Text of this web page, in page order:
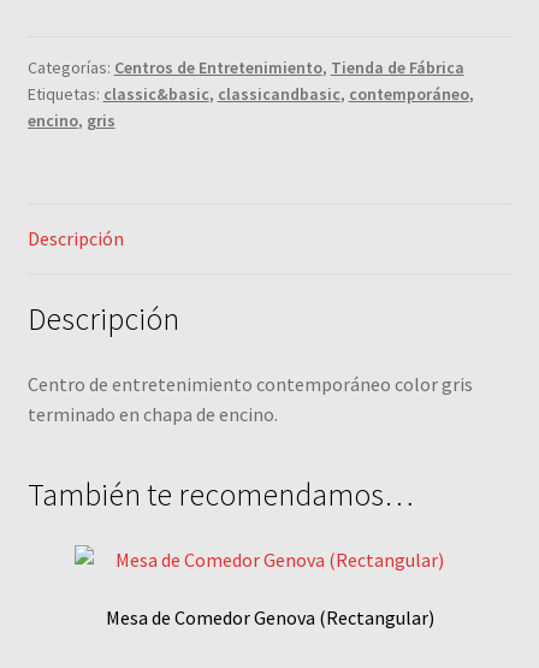
Categorías: Centros de Entretenimiento, Tienda de Fábrica
Etiquetas: classic&basic, classicandbasic, contemporáneo,
encino, gris
Descripción
Descripción
Centro de entretenimiento contemporáneo color gris
terminado en chapa de encino.
También te recomendamos…
Mesa de Comedor Genova (Rectangular)